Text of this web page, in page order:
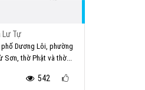
Lư Tự
Dương Lôi, phường
Sơn, thờ Phật và thờ...
542